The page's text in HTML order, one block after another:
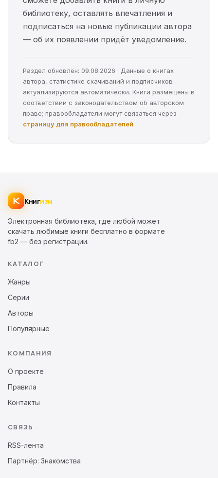
библиотеку, оставлять впечатления и
подписаться на новые публикации автора
— об их появлении придёт уведомление.
Раздел обновлён: 09.08.2026 · Данные о книгах
автора, статистике скачиваний и подписчиков
актуализируются автоматически. Книги размещены в
соответствии с законодательством об авторском
праве; правообладатели могут связаться через
страницу для правообладателей.
Книгизм
Электронная библиотека, где любой может
скачать любимые книги бесплатно в формате
fb2 — без регистрации.
КАТАЛОГ
Жанры
Серии
Авторы
Популярные
КОМПАНИЯ
О проекте
Правила
Контакты
СВЯЗЬ
RSS-лента
Партнёр: Знакомства